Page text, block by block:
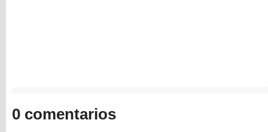
0 comentarios